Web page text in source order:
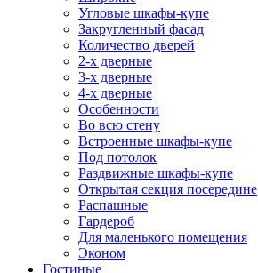
Угловые шкафы-купе
Закругленный фасад
Количество дверей
2-х дверные
3-х дверные
4-х дверные
Особенности
Во всю стену
Встроенные шкафы-купе
Под потолок
Раздвижные шкафы-купе
Открытая секция посередине
Распашные
Гардероб
Для маленького помещения
Эконом
Гостиные